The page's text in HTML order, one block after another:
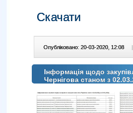
Скачати
Опубліковано: 20-03-2020, 12:08 |
Інформація щодо
Чернігова станом з